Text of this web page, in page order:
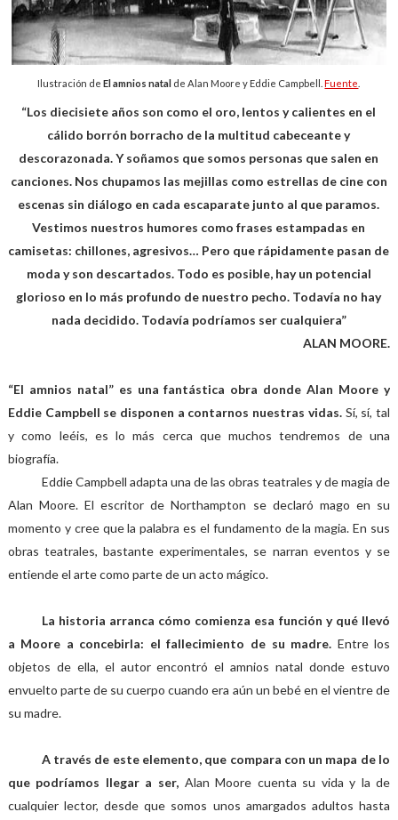
Ilustración deEl amnios natal de Alan Moore y Eddie Campbell.Fuente
“Los diecisiete años son como el oro, lentos y calientes en el
cálido borrón borracho de la multitud cabeceante y
descorazonada. Y soñamos que somos personas que salen en
canciones. Nos chupamos las mejillas como estrellas de cine con
escenas sin diálogo en cada escaparate junto al que paramos.
Vestimos nuestros humores como frases estampadas en
camisetas: chillones, agresivos… Pero que rápidamente pasan de
moda y son descartados. Todo es posible, hay un potencial
glorioso en lo más profundo de nuestro pecho. Todavía no hay
nada decidido. Todavía podríamos ser cualquiera”
ALAN MOORE.
“El amnios natal” es una fantástica obra donde Alan Moore y
Eddie Campbell se disponen a contarnos nuestras vidas.Sí, sí, tal
y como leéis, es lo más cerca que muchos tendremos de una
biografía.
Eddie Campbell adapta una de las obras teatrales y de magia de
Alan Moore. El escritor de Northampton se declaró mago en su
momento y cree que la palabra es el fundamento de la magia. En sus
obras teatrales, bastante experimentales, se narran eventos y se
entiende el arte como parte de un acto mágico.
La historia arranca cómo comienza esa función y qué llevó
a Moore a concebirla: el fallecimiento de su madre. Entre los
objetos de ella, el autor encontró el amnios natal donde estuvo
envuelto parte de su cuerpo cuando era aún un bebé en el vientre de
su madre.
A través de este elemento, que compara con un mapa de lo
que podríamos llegar a ser, Alan Moore cuenta su vida y la de
cualquier lector, desde que somos unos amargados adultos hasta